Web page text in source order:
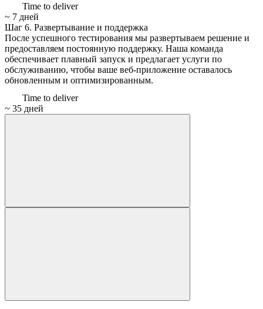
Time to deliver
~ 7 дней
Шаг 6. Развертывание и поддержка
После успешного тестирования мы развертываем решение и
предоставляем постоянную поддержку. Наша команда
обеспечивает плавный запуск и предлагает услуги по
обслуживанию, чтобы ваше веб-приложение оставалось
обновленным и оптимизированным.
Time to deliver
~ 35 дней